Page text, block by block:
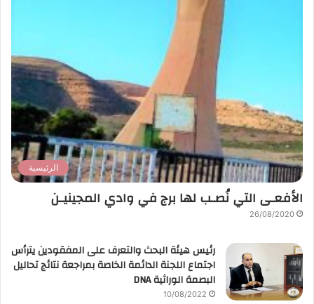
الرئيسية
الأفعـى التي نُصـب لها برج في وادي المجينيـن
26/08/2020
رئيس هيئة البحث والتعرف على المفقودين يترأس
اجتماع اللجنة الدائمة الخاصة بمراجعة نتائج تحاليل
البصمة الوراثية DNA
10/08/2022